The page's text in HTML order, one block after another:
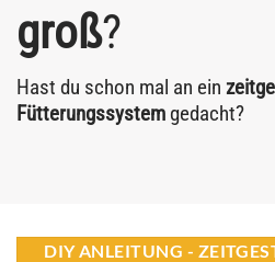
groß?
Hast du schon mal an ein
Fütterungssystem gedacht?
DIY ANLEITUNG -